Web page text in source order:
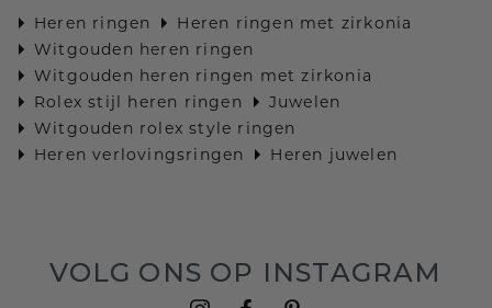
Heren ringen
Heren ringen met zirkonia
Witgouden heren ringen
Witgouden heren ringen met zirkonia
Rolex stijl heren ringen
Juwelen
Witgouden rolex style ringen
Heren verlovingsringen
Heren juwelen
VOLG ONS OP INSTAGRAM